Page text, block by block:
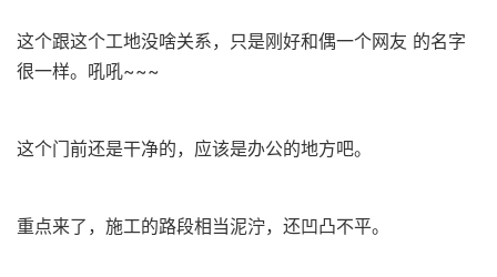
这个跟这个工地没啥关系，只是刚好和偶一个网友 的名字
很一样。吼吼~~~
这个门前还是干净的，应该是办公的地方吧。
重点来了，施工的路段相当泥泞，还凹凸不平。